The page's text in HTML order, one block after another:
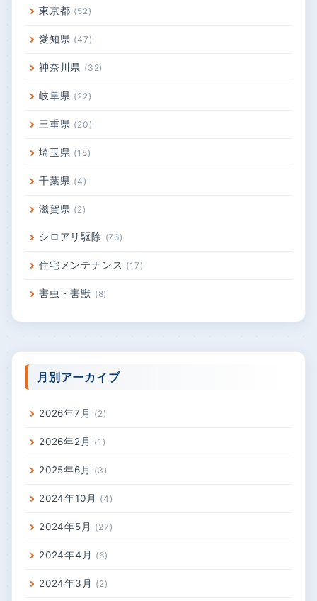
東京都 52
愛知県 47
神奈川県 32
岐阜県 22
三重県 20
埼玉県 15
千葉県 4
滋賀県 2
シロアリ駆除 76
住宅メンテナンス 17
害虫・害獣 8
月別アーカイブ
2026年7月 2
2026年2月 1
2025年6月 3
2024年10月 4
2024年5月 27
2024年4月 6
2024年3月 2